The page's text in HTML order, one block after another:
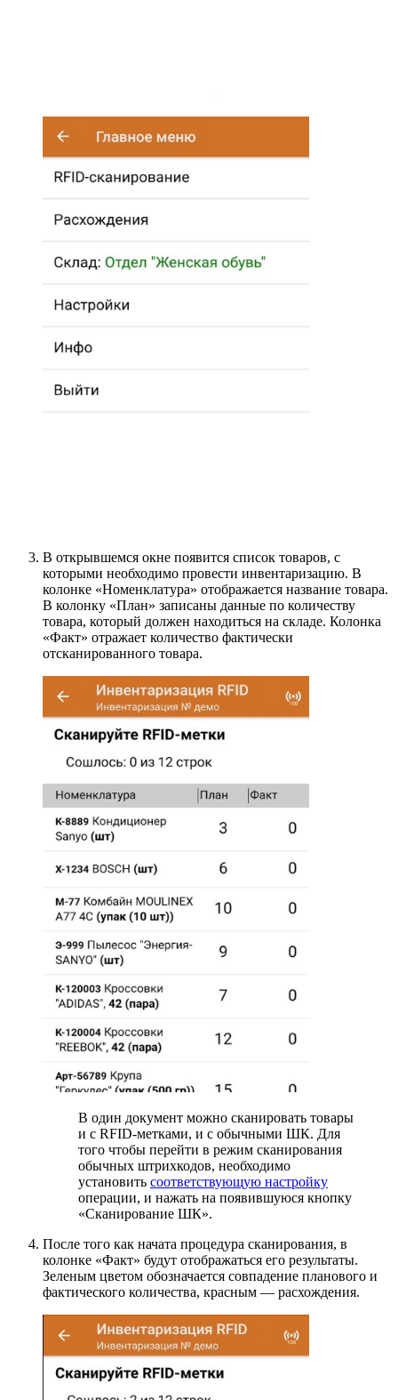
В открывшемся окне появится список товаров, с
которыми необходимо провести инвентаризацию. В
колонке «Номенклатура» отображается название товара.
В колонку «План» записаны данные по количеству
товара, который должен находиться на складе. Колонка
«Факт» отражает количество фактически
отсканированного товара.
В один документ можно сканировать товары
и с RFID-метками, и с обычными ШК. Для
того чтобы перейти в режим сканирования
обычных штрихкодов, необходимо
установить соответствующую настройку
операции, и нажать на появившуюся кнопку
«Сканирование ШК».
После того как начата процедура сканирования, в
колонке «Факт» будут отображаться его результаты.
Зеленым цветом обозначается совпадение планового и
фактического количества, красным — расхождения.